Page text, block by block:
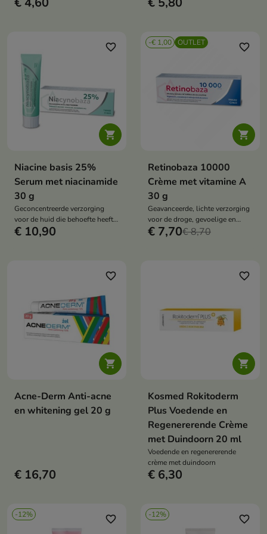

favorite_border
Niacine basis 25%
Serum met niacinamide
30 g
Geconcentreerde verzorging
voor de huid die behoefte heeft
aan regeneratie, verheldering en
€ 10,90
-€ 1,00 OUTLET

favorite_border
Retinobaza 10000
Crème met vitamine A
30 g
Geavanceerde, lichte verzorging
voor de droge, gevoelige en
rijpere huid - met vitamine A
€ 7,70€ 8,70

favorite_border
Acne-Derm Anti-acne
en whitening gel 20 g
€ 16,70

favorite_border
Kosmed Rokitoderm
Plus Voedende en
Regenererende Crème
met Duindoorn 20 ml
Voedende en regenererende
crème met duindoorn
€ 6,30
-12% favorite_border -12% favorite_border